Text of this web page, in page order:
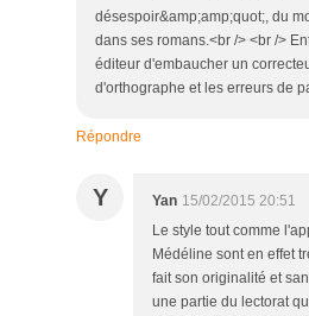
désespoir&amp;amp;quot;, du
dans ses romans.<br /> <br />
éditeur d'embaucher un
d'orthographe et les erreurs de
Répondre
Y Yan 15/02/2015 20:51
Le style tout comme
Médéline sont en effet
fait son originalité et
une partie du lectorat